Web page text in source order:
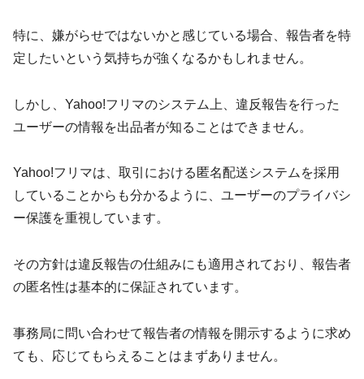
特に、嫌がらせではないかと感じている場合、報告者を特
定したいという気持ちが強くなるかもしれません。
しかし、Yahoo!フリマのシステム上、違反報告を行った
ユーザーの情報を出品者が知ることはできません。
Yahoo!フリマは、取引における匿名配送システムを採用
していることからも分かるように、ユーザーのプライバシ
ー保護を重視しています。
その方針は違反報告の仕組みにも適用されており、報告者
の匿名性は基本的に保証されています。
事務局に問い合わせて報告者の情報を開示するように求め
ても、応じてもらえることはまずありません。